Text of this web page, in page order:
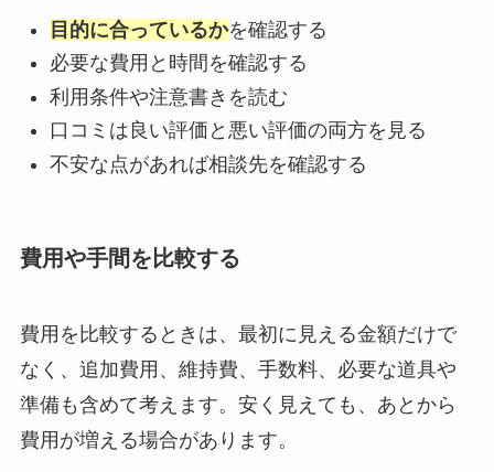
目的に合っているかを確認する
必要な費用と時間を確認する
利用条件や注意書きを読む
口コミは良い評価と悪い評価の両方を見る
不安な点があれば相談先を確認する
費用や手間を比較する
費用を比較するときは、最初に見える金額だけで
なく、追加費用、維持費、手数料、必要な道具や
準備も含めて考えます。安く見えても、あとから
費用が増える場合があります。